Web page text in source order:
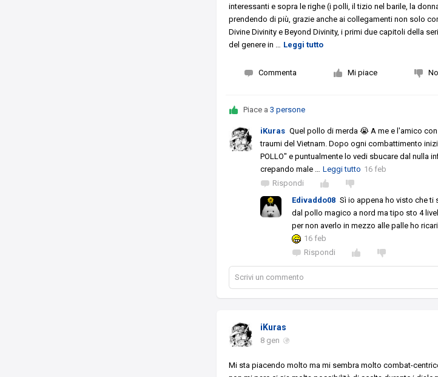
interessanti e sopra le righe (i polli, il tizio nel barile, la
prendendo di più, grazie anche ai collegamenti non solo
Divine Divinity e Beyond Divinity, i primi due capitoli della
del genere in … Leggi tutto
Commenta Mi piace
Piace a3 persone
iKuras Quel pollo di merda 😭 A me e l'amico
traumi del Vietnam. Dopo ogni combattimento
POLLO" e puntualmente lo vedi sbucare dal nulla
crepando male … Leggi tutto 16 feb
Rispondi
Edivaddo08 Sì io appena ho visto che ti
dal pollo magico a nord ma tipo sto 4
per non averlo in mezzo alle palle ho
16 feb
Rispondi
Scrivi un commento
iKuras
8 gen
Mi sta piacendo molto ma mi sembra molto combat-